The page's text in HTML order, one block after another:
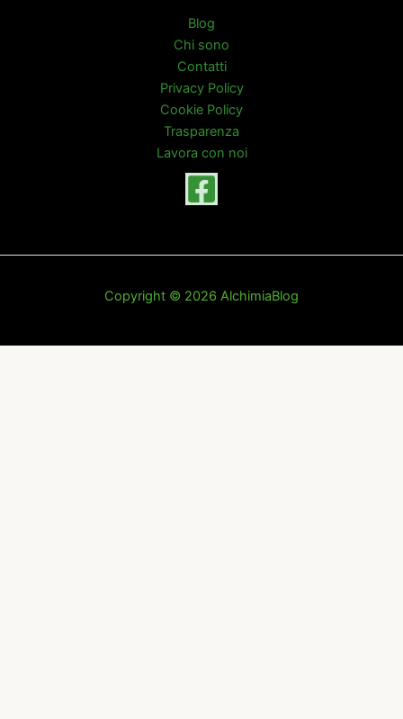
Blog
Chi sono
Contatti
Privacy Policy
Cookie Policy
Trasparenza
Lavora con noi
Copyright © 2026 AlchimiaBlog